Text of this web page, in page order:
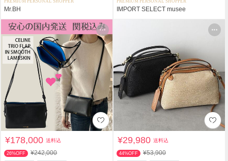
PREMIUM PERSONAL SHOPPER
Mr.BH
PREMIUM PERSONAL SHOPPER
IMPORT SELECT musee
¥178,000送料込
26%OFF ¥242,000
¥29,980送料込
44%OFF ¥53,900